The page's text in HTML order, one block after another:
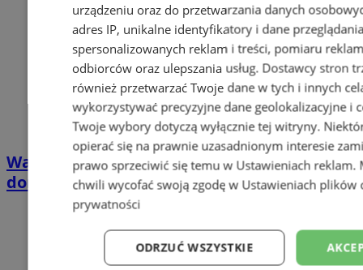
Wakacyjny wypoczynek nad Bałtykiem w
domkach Szmaragdowe Morze
urządzeniu oraz do przetwarzania danych
adres IP, unikalne identyfikatory i dane
spersonalizowanych reklam i treści, pomiaru
odbiorców oraz ulepszania usług. Dostawcy stron
również przetwarzać Twoje dane w tych i innych
wykorzystywać precyzyjne dane geolokalizacyjne i
Twoje wybory dotyczą wyłącznie tej witryny.
opierać się na prawnie uzasadnionym interesie
prawo sprzeciwić się temu w Ustawieniach reklam.
chwili wycofać swoją zgodę w Ustawieniach plików
prywatności
ODRZUĆ WSZYSTKIE